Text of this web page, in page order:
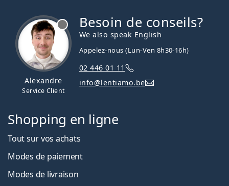
Alexandre
Service Client
Besoin de conseils?
We also speak English
Appelez-nous (Lun-Ven 8h30-16h)
02 446 01 11
info@lentiamo.be
Shopping en ligne
Tout sur vos achats
Modes de paiement
Modes de livraison